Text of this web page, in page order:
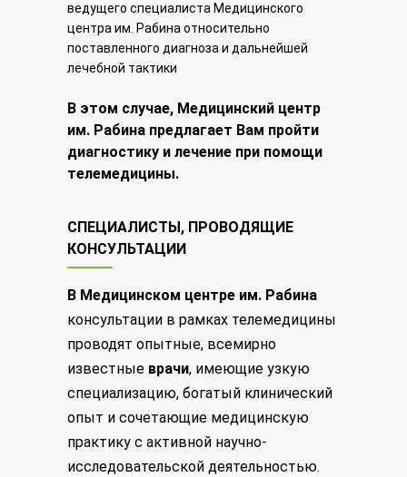
ведущего специалиста Медицинского
центра им. Рабина относительно
поставленного диагноза и дальнейшей
лечебной тактики
В этом случае, Медицинский центр
им. Рабина предлагает Вам пройти
диагностику и лечение при помощи
телемедицины.
СПЕЦИАЛИСТЫ, ПРОВОДЯЩИЕ
КОНСУЛЬТАЦИИ
В Медицинском центре им. Рабина
консультации в рамках телемедицины
проводят опытные, всемирно
известные врачи, имеющие узкую
специализацию, богатый клинический
опыт и сочетающие медицинскую
практику с активной научно-
исследовательской деятельностью.